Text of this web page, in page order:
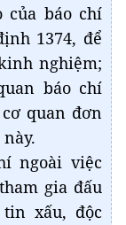
của báo chí
1374, để
nghiệm;
báo chí
quan đơn
ngoài việc
gia đấu
xấu, độc